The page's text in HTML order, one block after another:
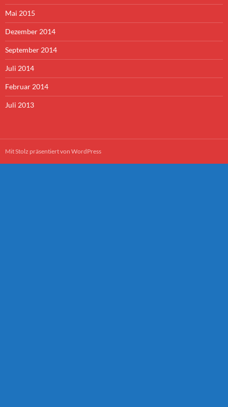
Mai 2015
Dezember 2014
September 2014
Juli 2014
Februar 2014
Juli 2013
Mit Stolz präsentiert von WordPress